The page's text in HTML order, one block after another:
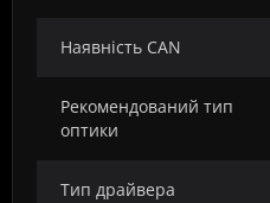
Наявність CAN
Рекомендований тип
оптики
Тип драйвера